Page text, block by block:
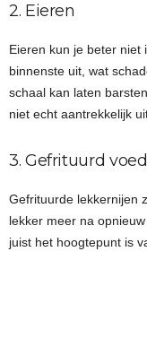
2. Eieren
Eieren kun je beter niet
binnenste uit, wat
schaal kan laten
niet echt aantrekkelijk
3. Gefrituurd
Gefrituurde lekkernijen
lekker meer na
juist het hoogtepunt is